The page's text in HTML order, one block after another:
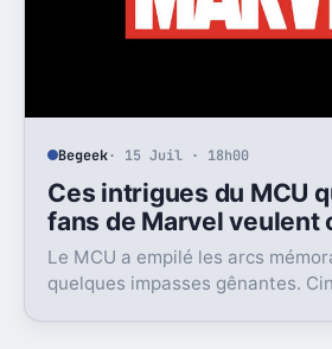
Begeek· 15 Juil · 18h00
Ces intrigues du MCU
fans de Marvel veulent
Le MCU a empilé les arcs
quelques impasses gênantes.